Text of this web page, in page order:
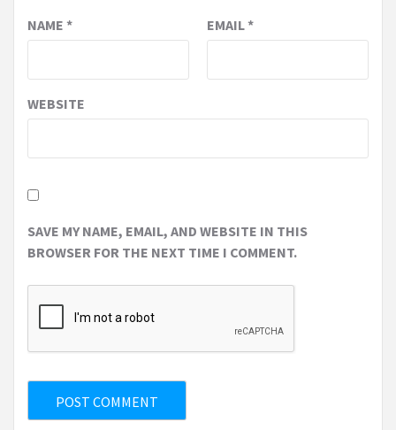
NAME * EMAIL*
WEBSITE
SAVE MY NAME, EMAIL, AND WEBSITE IN THIS
BROWSER FOR THE NEXT TIME I COMMENT.